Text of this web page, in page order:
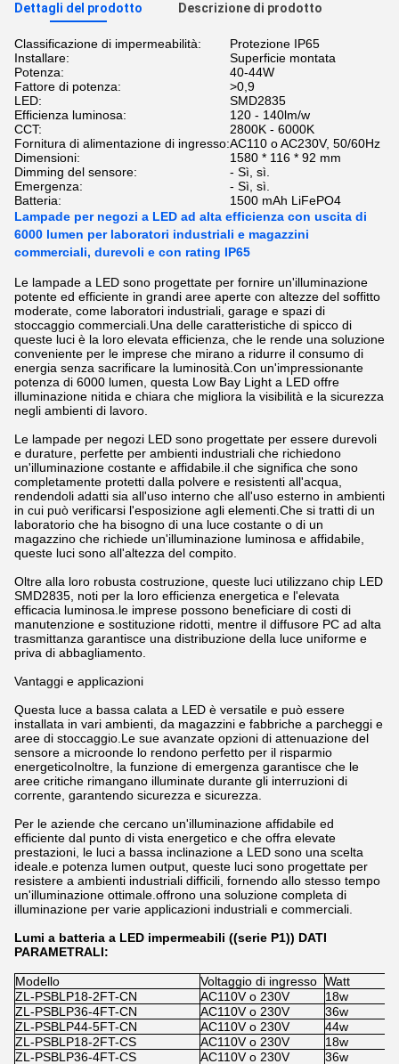
Dettagli del prodotto Descrizione di prodotto
Classificazione di impermeabilità:
Protezione IP65
Installare:
Superficie montata
Potenza:
40-44W
Fattore di potenza:
>0,9
LED:
SMD2835
Efficienza luminosa:
120 - 140lm/w
CCT:
2800K - 6000K
Fornitura di alimentazione di ingresso:AC110 o AC230V, 50/60Hz
Dimensioni:
1580 * 116 * 92 mm
Dimming del sensore:
- Sì, sì.
Emergenza:
- Sì, sì.
Batteria:
1500 mAh LiFePO4
Lampade per negozi a LED ad alta efficienza con uscita di
6000 lumen per laboratori industriali e magazzini
commerciali, durevoli e con rating IP65
Le lampade a LED sono progettate per fornire un'illuminazione
potente ed efficiente in grandi aree aperte con altezze del soffitto
moderate, come laboratori industriali, garage e spazi di
stoccaggio commerciali.Una delle caratteristiche di spicco di
queste luci è la loro elevata efficienza, che le rende una soluzione
conveniente per le imprese che mirano a ridurre il consumo di
energia senza sacrificare la luminosità.Con un'impressionante
potenza di 6000 lumen, questa Low Bay Light a LED offre
illuminazione nitida e chiara che migliora la visibilità e la sicurezza
negli ambienti di lavoro.
Le lampade per negozi LED sono progettate per essere durevoli
e durature, perfette per ambienti industriali che richiedono
un'illuminazione costante e affidabile.il che significa che sono
completamente protetti dalla polvere e resistenti all'acqua,
rendendoli adatti sia all'uso interno che all'uso esterno in ambienti
in cui può verificarsi l'esposizione agli elementi.Che si tratti di un
laboratorio che ha bisogno di una luce costante o di un
magazzino che richiede un'illuminazione luminosa e affidabile,
queste luci sono all'altezza del compito.
Oltre alla loro robusta costruzione, queste luci utilizzano chip LED
SMD2835, noti per la loro efficienza energetica e l'elevata
efficacia luminosa.le imprese possono beneficiare di costi di
manutenzione e sostituzione ridotti, mentre il diffusore PC ad alta
trasmittanza garantisce una distribuzione della luce uniforme e
priva di abbagliamento.
Vantaggi e applicazioni
Questa luce a bassa calata a LED è versatile e può essere
installata in vari ambienti, da magazzini e fabbriche a parcheggi e
aree di stoccaggio.Le sue avanzate opzioni di attenuazione del
sensore a microonde lo rendono perfetto per il risparmio
energeticoInoltre, la funzione di emergenza garantisce che le
aree critiche rimangano illuminate durante gli interruzioni di
corrente, garantendo sicurezza e sicurezza.
Per le aziende che cercano un'illuminazione affidabile ed
efficiente dal punto di vista energetico e che offra elevate
prestazioni, le luci a bassa inclinazione a LED sono una scelta
ideale.e potenza lumen output, queste luci sono progettate per
resistere a ambienti industriali difficili, fornendo allo stesso tempo
un'illuminazione ottimale.offrono una soluzione completa di
illuminazione per varie applicazioni industriali e commerciali.
Lumi a batteria a LED impermeabili ((serie P1)) DATI
PARAMETRALI:
Modello Voltaggio di ingresso Watt
ZL-PSBLP18-2FT-CN
AC110V o 230V 18w
ZL-PSBLP36-4FT-CN
AC110V o 230V 36w
ZL-PSBLP44-5FT-CN
AC110V o 230V 44w
ZL-PSBLP18-2FT-CS
AC110V o 230V 18w
ZL-PSBLP36-4FT-CS
AC110V o 230V 36w